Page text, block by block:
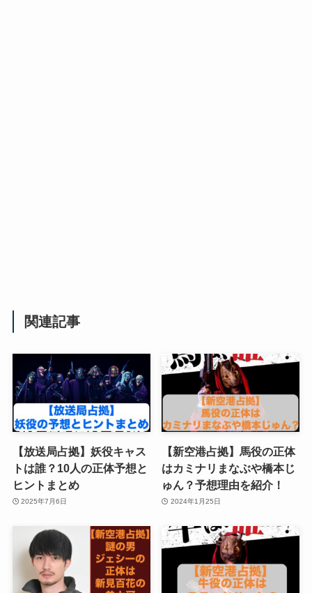
関連記事
【放送局占拠】妖役キャス
トは誰？10人の正体予想と
ヒントまとめ
2025年7月6日
【新空港占拠】馬役の正体
はカミナリまなぶや橋本じ
ゅん？予想理由を紹介！
2024年1月25日